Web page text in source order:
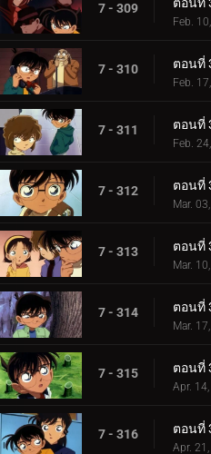
7 - 309
Feb.
7 - 310
Feb.
7 - 311
Feb.
7 - 312
Mar.
7 - 313
Mar.
7 - 314
Mar.
7 - 315
Apr.
7 - 316
Apr.